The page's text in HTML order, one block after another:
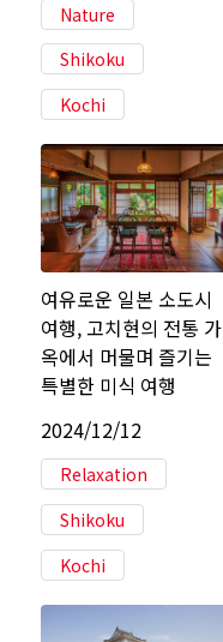
Nature
Shikoku
Kochi
여유로운 일본 소도시
여행, 고치현의 전통 가
옥에서 머물며 즐기는
특별한 미식 여행
2024/12/12
Relaxation
Shikoku
Kochi